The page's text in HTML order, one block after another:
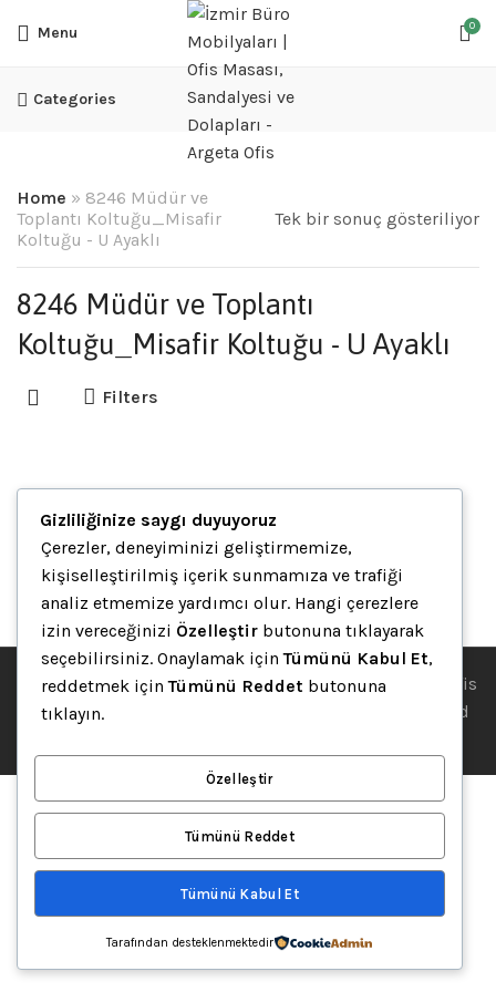
Menu 0
Categories
Home » 8246 Müdür ve
Toplantı Koltuğu_Misafir
Koltuğu - U Ayaklı
Tek bir sonuç gösteriliyor
8246 Müdür ve Toplantı
Koltuğu_Misafir Koltuğu - U Ayaklı
Filters
8246 Müdür Koltukları
Misafir Koltukları,Müdür Koltukları
Koltukları,Şef Koltukları,Toplantı Koltukları
7,560.00₺ –8,242.50₺ + % 10 KDV FİYATLARA DAHİL DEĞİLDİR..
© 2002-2025 • Ategra Ofis Mobilyaları Ofis Masaları | Ofis
Mobilyaları | Karşılama Bankosu • Theme designed and
Gizliliğinize saygı duyuyoruz
Çerezler, deneyiminizi geliştirmemize,
kişiselleştirilmiş içerik sunmamıza ve trafiği
analiz etmemize yardımcı olur. Hangi çerezlere
izin vereceğinizi Özelleştir butonuna tıklayarak
seçebilirsiniz. Onaylamak içinTümünü Kabul Et,
reddetmek içinTümünü Reddet butonuna
tıklayın.
Özelleştir
Tümünü Reddet
Tümünü Kabul Et
Tarafından desteklenmektedir